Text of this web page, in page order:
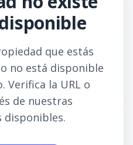
que estás
no está disponible
Verifica la URL o
de nuestras
disponibles.